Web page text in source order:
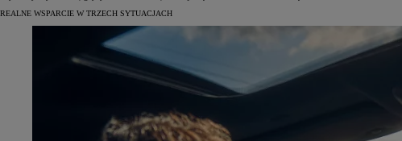
REALNE WSPARCIE W TRZECH SYTUACJACH